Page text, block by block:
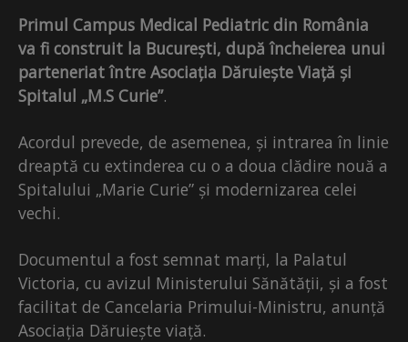
Primul Campus Medical Pediatric din România
va fi construit la București, după încheierea unui
parteneriat între Asociația Dăruiește Viață și
Spitalul „M.S Curie”.
Acordul prevede, de asemenea, și intrarea în linie
dreaptă cu extinderea cu o a doua clădire nouă a
Spitalului „Marie Curie” și modernizarea celei
vechi.
Documentul a fost semnat marți, la Palatul
Victoria, cu avizul Ministerului Sănătății, și a fost
facilitat de Cancelaria Primului-Ministru, anunță
Asociația Dăruiește viață.